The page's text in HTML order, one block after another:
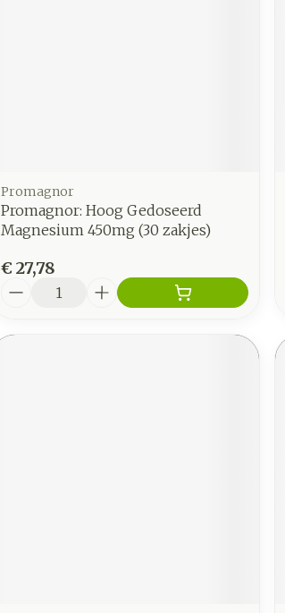
Promagnor
Promagnor: Hoog Gedoseerd
Magnesium 450mg (30 zakjes)
€ 27,78